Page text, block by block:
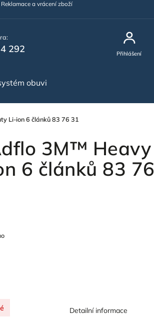
Reklamace a vrácení zboží
292 Přihlášení
obuvi
Li-ion 6 článků 83 76 31
3M™ Heavy
6 článků 83 76
Detailní informace